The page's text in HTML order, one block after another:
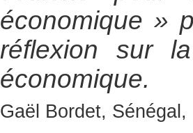
économique »
réflexion sur
économique.
Gaël Bordet,